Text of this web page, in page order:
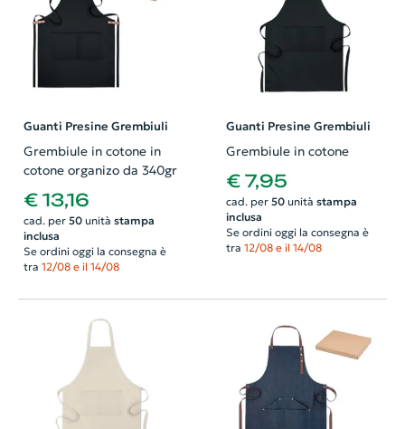
Guanti Presine Grembiuli
Grembiule in cotone in
cotone organizo da 340gr
€ 13,16
cad. per 50unità stampa
inclusa
Se ordini oggi la consegna è
tra 12/08 e il 14/08
Guanti Presine Grembiuli
Grembiule in cotone
€ 7,95
cad. per 50unità stampa
inclusa
Se ordini oggi la consegna è
tra 12/08 e il 14/08